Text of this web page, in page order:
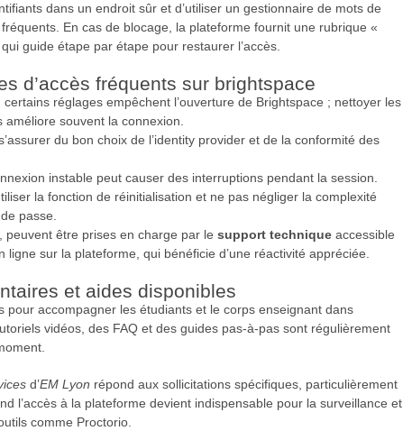
dans un endroit sûr et d’utiliser un gestionnaire de mots de
En cas de blocage, la plateforme fournit une rubrique «
guide étape par étape pour restaurer l’accès.
d’accès fréquents sur brightspace
certains réglages empêchent l’ouverture de Brightspace ; nettoyer les
améliore souvent la connexion.
du bon choix de l’identity provider et de la conformité des
instable peut causer des interruptions pendant la session.
la fonction de réinitialisation et ne pas négliger la complexité
passe.
peuvent être prises en charge par le support technique accessible
ligne sur la plateforme, qui bénéficie d’une réactivité appréciée.
et aides disponibles
pour accompagner les étudiants et le corps enseignant dans
vidéos, des FAQ et des guides pas-à-pas sont régulièrement
d’EM Lyon répond aux sollicitations spécifiques, particulièrement
l’accès à la plateforme devient indispensable pour la surveillance et
comme Proctorio.